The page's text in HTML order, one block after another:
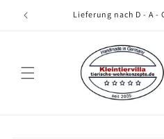
zum
Lieferung nach D - A -